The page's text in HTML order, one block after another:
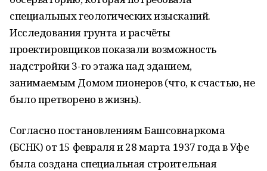
специальных геологических изысканий.
Исследования грунта и расчёты
проектировщиков показали возможность
надстройки 3-го этажа над зданием,
занимаемым Домом пионеров (что, к счастью, не
было претворено в жизнь).
Согласно постановлениям Башсовнаркома
(БСНК) от 15 февраля и 28 марта 1937 года в Уфе
была создана специальная строительная